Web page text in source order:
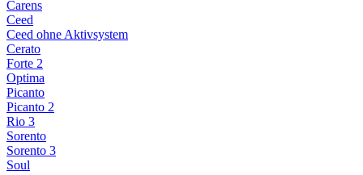
Carens
Ceed
Ceed ohne Aktivsystem
Cerato
Forte 2
Optima
Picanto
Picanto 2
Rio 3
Sorento
Sorento 3
Soul